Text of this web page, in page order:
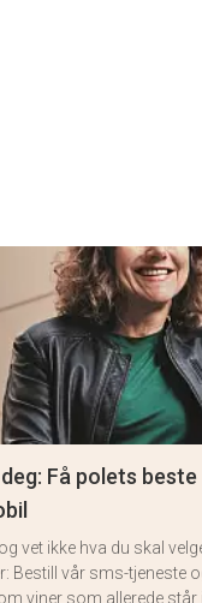
Få polets
vet ikke hva du skal
Bestill vår sms-tjeneste
viner som allerede står